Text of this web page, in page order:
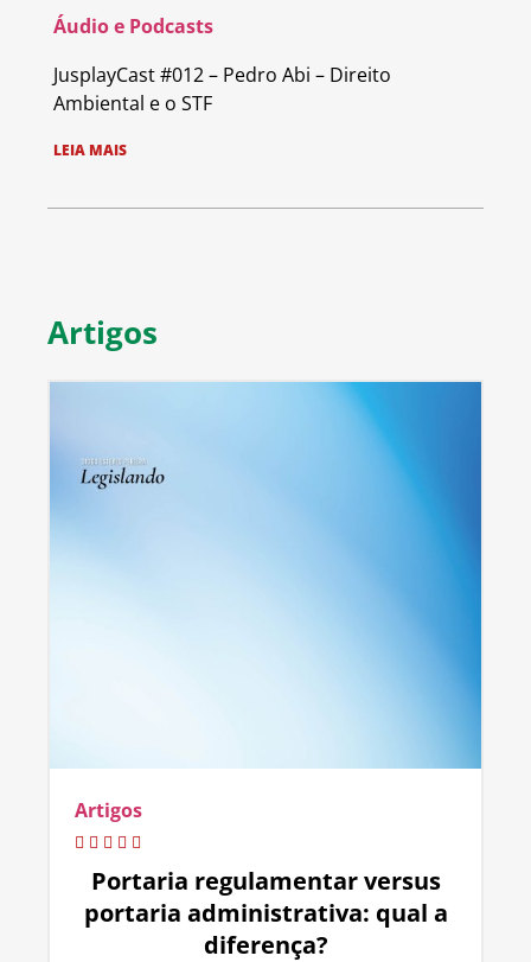
Áudio e Podcasts
JusplayCast #012 – Pedro Abi – Direito
Ambiental e o STF
LEIA MAIS
Artigos
Artigos
Portaria regulamentar versus
portaria administrativa: qual a
diferença?